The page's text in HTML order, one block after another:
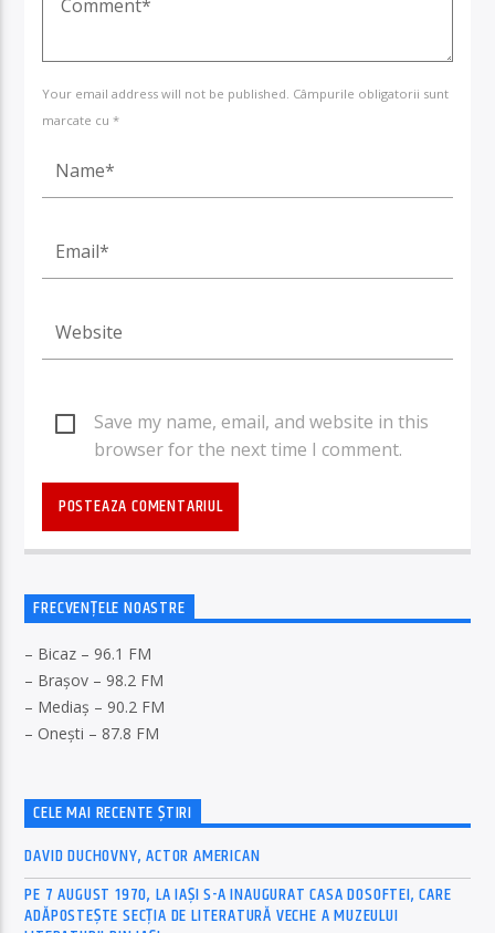
Your email address will not be published. Câmpurile obligatorii sunt
marcate cu *
Save my name, email, and website in this
browser for the next time I comment.
FRECVENȚELE NOASTRE
– Bicaz – 96.1 FM
– Brașov – 98.2 FM
– Mediaș – 90.2 FM
– Onești – 87.8 FM
CELE MAI RECENTE ȘTIRI
DAVID DUCHOVNY, ACTOR AMERICAN
PE 7 AUGUST 1970, LA IAŞI S-A INAUGURAT CASA DOSOFTEI, CARE
ADĂPOSTEŞTE SECŢIA DE LITERATURĂ VECHE A MUZEULUI